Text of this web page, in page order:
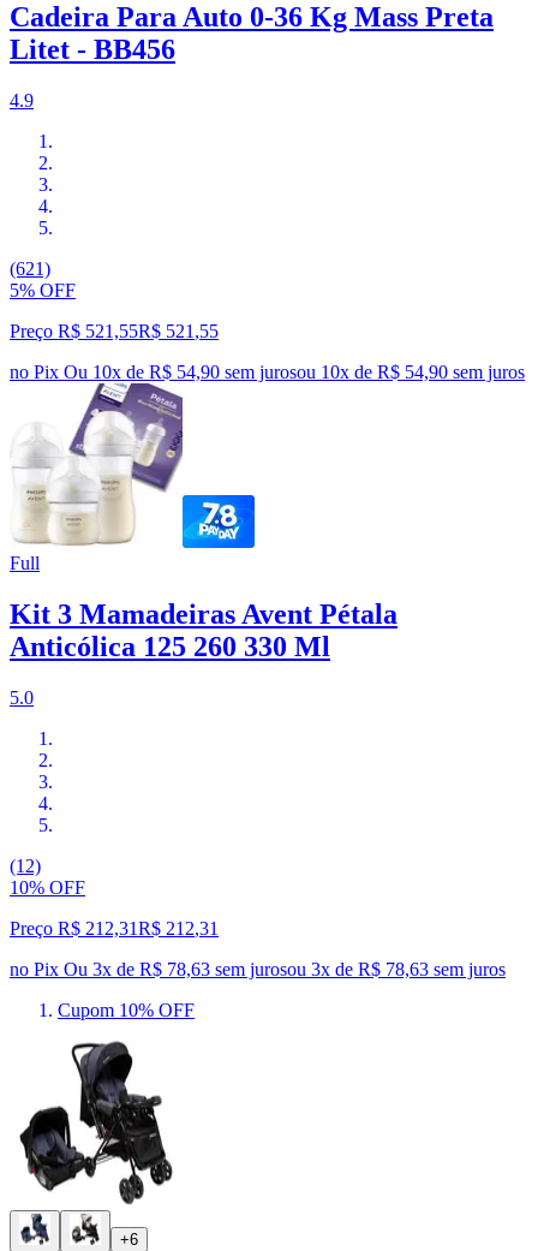
Cadeira Para Auto 0-36 Kg Mass Preta
Litet - BB456
4.9
(621)
5% OFF
Preço R$ 521,55R$ 521 ,55
no Pix Ou 10x de R$ 54,90 sem jurosou 10x de R$ 54,90 sem juros
Full
Kit 3 Mamadeiras Avent Pétala
Anticólica 125 260 330 Ml
5.0
(12)
10% OFF
Preço R$ 212,31R$ 212,31
no Pix Ou 3x de R$ 78,63 sem jurosou 3x de R$ 78,63 sem juros
Cupom 10% OFF
+6